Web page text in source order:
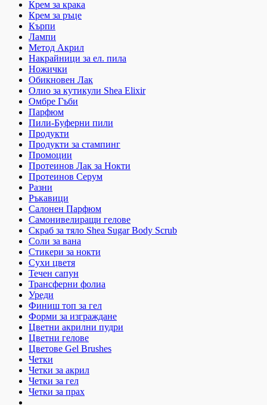
Крем за крака
Крем за ръце
Кърпи
Лампи
Метод Акрил
Накрайници за ел. пила
Ножички
Обикновен Лак
Олио за кутикули Shea Elixir
Омбре Гъби
Парфюм
Пили-Буферни пили
Продукти
Продукти за стампинг
Промоции
Протеинов Лак за Нокти
Протеинов Серум
Разни
Ръкавици
Салонен Парфюм
Самонивелиращи гелове
Скраб за тяло Shea Sugar Body Scrub
Соли за вана
Стикери за нокти
Сухи цветя
Течен сапун
Трансферни фолиа
Уреди
Финиш топ за гел
Форми за изграждане
Цветни акрилни пудри
Цветни гелове
Цветове Gel Brushes
Четки
Четки за акрил
Четки за гел
Четки за прах